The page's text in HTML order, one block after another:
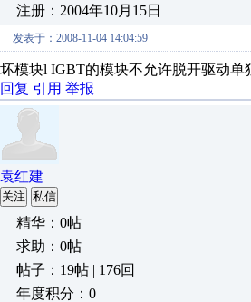
注册：2004年10月15日
发表于：2008-11-04 14:04:59
坏模块l IGBT的模块不允许脱开驱动单
回复 引用 举报
袁红建
关注 私信
精华：0帖
求助：0帖
帖子：19帖 | 176回
年度积分：0